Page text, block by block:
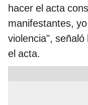
hacer el acta
manifestantes,
violencia", señaló
el acta.